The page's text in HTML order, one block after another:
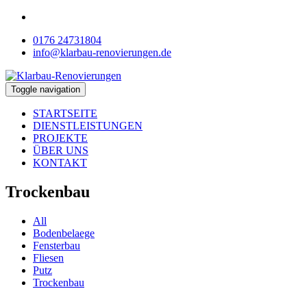
0176 24731804
info@klarbau-renovierungen.de
Toggle navigation
STARTSEITE
DIENSTLEISTUNGEN
PROJEKTE
ÜBER UNS
KONTAKT
Trockenbau
All
Bodenbelaege
Fensterbau
Fliesen
Putz
Trockenbau